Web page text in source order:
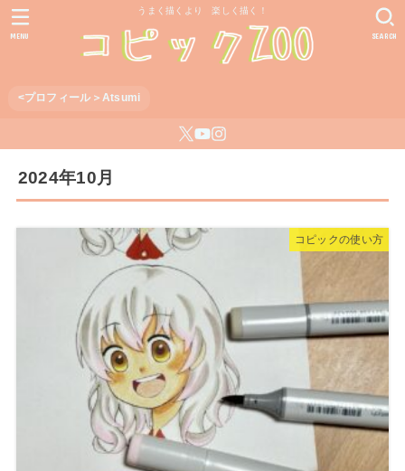
うまく描くより 楽しく描く！
<プロフィール＞Atsumi
SEARCH
MENU
2024年10月
コピックの使い方